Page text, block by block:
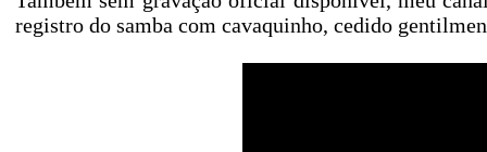
registro do samba com cavaquinho, cedido